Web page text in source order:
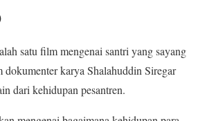
satu film mengenai santri yang sayang
karya Shalahuddin Siregar
dari kehidupan pesantren.